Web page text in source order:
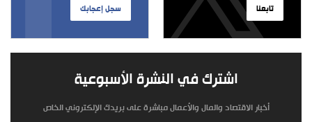
سجل إعجابك تابعنا
اشترك في النشرة الأسبوعية
أخبار الاقتصاد والمال والأعمال مباشرة على بريدك الإلكتروني الخاص